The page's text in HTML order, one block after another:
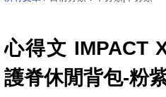
心得文 IMPACT
護脊休閒背包-粉